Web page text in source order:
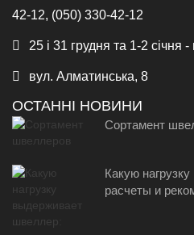
42-12, (050) 330-42-12
25 і 31 грудня та 1-2 січня
вул. Алматинська, 8
ОСТАННІ НОВИНИ
Сортамент
Какую
расчеты и